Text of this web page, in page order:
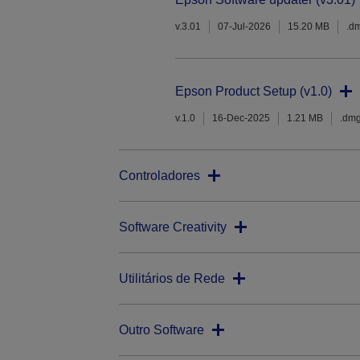
v.3.01 07-Jul-2026 15.20 MB
Epson Product Setup (v1.0)
v.1.0 16-Dec-2025 1.21 MB
Controladores
Software Creativity
Utilitários de Rede
Outro Software